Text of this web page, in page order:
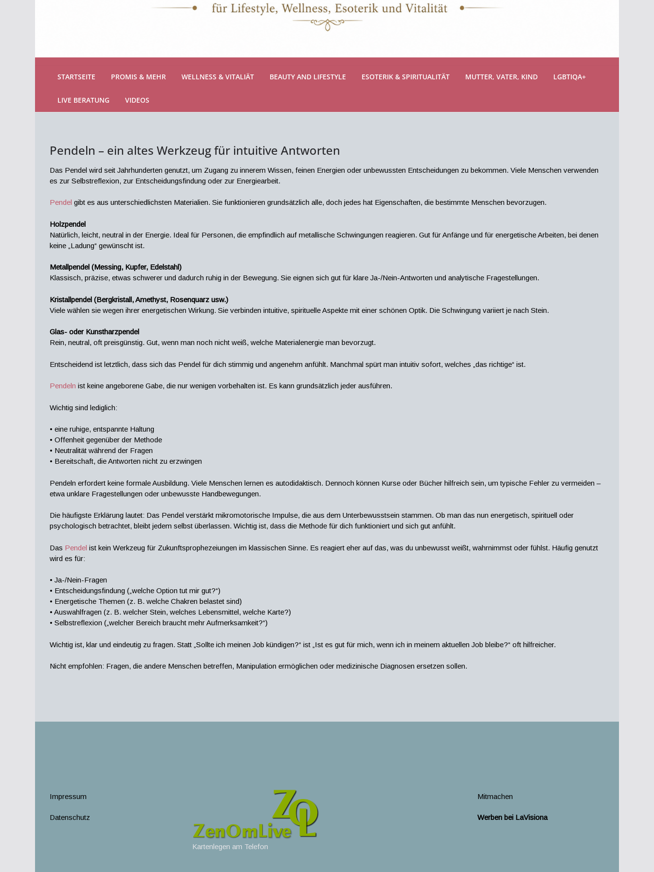
STARTSEITE PROMIS & MEHR WELLNESS & VITALIÄT BEAUTY AND LIFESTYLE ESOTERIK & SPIRITUALITÄT MUTTER, VATER, KIND LGBTIQA+
LIVE BERATUNG VIDEOS
Pendeln – ein altes Werkzeug für intuitive Antworten
Das Pendel wird seit Jahrhunderten genutzt, um Zugang zu innerem Wissen, feinen Energien oder unbewussten Entscheidungen zu bekommen. Viele Menschen verwenden
es zur Selbstreflexion, zur Entscheidungsfindung oder zur Energiearbeit.
Pendel gibt es aus unterschiedlichsten Materialien. Sie funktionieren grundsätzlich alle, doch jedes hat Eigenschaften, die bestimmte Menschen bevorzugen.
Holzpendel
Natürlich, leicht, neutral in der Energie. Ideal für Personen, die empfindlich auf metallische Schwingungen reagieren. Gut für Anfänge und für energetische Arbeiten, bei denen
keine „Ladung“ gewünscht ist.
Metallpendel (Messing, Kupfer, Edelstahl)
Klassisch, präzise, etwas schwerer und dadurch ruhig in der Bewegung. Sie eignen sich gut für klare Ja-/Nein-Antworten und analytische Fragestellungen.
Kristallpendel (Bergkristall, Amethyst, Rosenquarz usw.)
Viele wählen sie wegen ihrer energetischen Wirkung. Sie verbinden intuitive, spirituelle Aspekte mit einer schönen Optik. Die Schwingung variiert je nach Stein.
Glas- oder Kunstharzpendel
Rein, neutral, oft preisgünstig. Gut, wenn man noch nicht weiß, welche Materialenergie man bevorzugt.
Entscheidend ist letztlich, dass sich das Pendel für dich stimmig und angenehm anfühlt. Manchmal spürt man intuitiv sofort, welches „das richtige“ ist.
Pendeln ist keine angeborene Gabe, die nur wenigen vorbehalten ist. Es kann grundsätzlich jeder ausführen.
Wichtig sind lediglich:
• eine ruhige, entspannte Haltung
• Offenheit gegenüber der Methode
• Neutralität während der Fragen
• Bereitschaft, die Antworten nicht zu erzwingen
Pendeln erfordert keine formale Ausbildung. Viele Menschen lernen es autodidaktisch. Dennoch können Kurse oder Bücher hilfreich sein, um typische Fehler zu vermeiden –
etwa unklare Fragestellungen oder unbewusste Handbewegungen.
Die häufigste Erklärung lautet: Das Pendel verstärkt mikromotorische Impulse, die aus dem Unterbewusstsein stammen. Ob man das nun energetisch, spirituell oder
psychologisch betrachtet, bleibt jedem selbst überlassen. Wichtig ist, dass die Methode für dich funktioniert und sich gut anfühlt.
Das Pendel ist kein Werkzeug für Zukunftsprophezeiungen im klassischen Sinne. Es reagiert eher auf das, was du unbewusst weißt, wahrnimmst oder fühlst. Häufig genutzt
wird es für:
• Ja-/Nein-Fragen
• Entscheidungsfindung („welche Option tut mir gut?“)
• Energetische Themen (z. B. welche Chakren belastet sind)
• Auswahlfragen (z. B. welcher Stein, welches Lebensmittel, welche Karte?)
• Selbstreflexion („welcher Bereich braucht mehr Aufmerksamkeit?“)
Wichtig ist, klar und eindeutig zu fragen. Statt „Sollte ich meinen Job kündigen?“ ist „Ist es gut für mich, wenn ich in meinem aktuellen Job bleibe?“ oft hilfreicher.
Nicht empfohlen: Fragen, die andere Menschen betreffen, Manipulation ermöglichen oder medizinische Diagnosen ersetzen sollen.
Impressum
Datenschutz
Kartenlegen am Telefon
Mitmachen
Werben bei LaVisiona